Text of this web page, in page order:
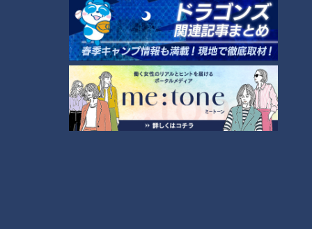
難病の子どもを持つ親は働
きづらい？身体のケアに追
われる日々～配信型ドキュ
メンタリー「ピエロと呼ば
れた息子」第106話
ドキュメンタリー
ピエロと呼ばれた息子
2023/08/09 19:00
ドキュメンタリー
家族で皮膚の難病と闘って
います…すべては息子、そし
て患者のために～ 配信型
ドキュメンタリー「ピエロ
と呼ばれた息子」第105話
ドキュメンタリー
ピエロと呼ばれた息子
2023/07/26 19:00
動画 ドキュメンタリー